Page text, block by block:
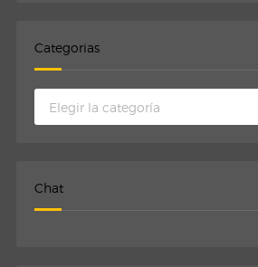
Categorias
Chat